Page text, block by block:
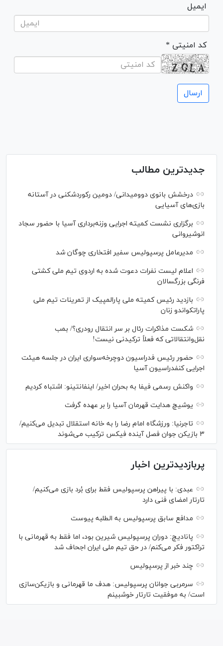
ایمیل
* کد امنیتی
جدیدترین مطالب
درخشش بانوی دوومیدانی/ دومین رکوردشکنی در آستانه
بازی‌های آسیایی
برگزاری نشست کمیته اجرایی وزنه‌برداری آسیا با حضور سجاد
انوشیروانی
مدیرعامل پرسپولیس سفیر افتخاری چوگان شد
اعلام لیست نفرات دعوت شده به اردوی تیم ملی کشتی
فرنگی بزرگسالان
بازدید رئیس کمیته ملی پارالمپیک از تمرینات تیم ملی
پاراتکواندو زنان
شکست مذاکرات رئال بر سر انتقال رودری؟/ بمب
نقل‌وانتقالاتی که فعلاً ترکیدنی نیست!
حضور رئیس فدراسیون دوچرخه‌سواری ایران در جلسه هیئت
اجرایی کنفدراسیون آسیا
واکنش رسمی فیفا به بحران اخیر/ اینفانتینو: اشتباه کردیم
یوشیچ هدایت قهرمان آسیا را بر عهده گرفت
تاجرنیا: ورزشگاه امام رضا را به خانه استقلال تبدیل می‌کنیم/
۳ بازیکن جوان فصل آینده فیکس ترکیب می‌شوند
پربازدیدترین اخبار
عبدی: با پیراهن پرسپولیس فقط برای بُرد بازی می‌کنیم/
تارتار امضای فنی دارد
مدافع سابق پرسپولیس به الطلبه پیوست
پانادیچ: دوران پرسپولیس شیرین بود، اما فقط به قهرمانی با
تراکتور فکر می‌کنم/ در حق تیم ملی ایران اجحاف شد
چند خبر از پرسپولیس
سرمربی جوانان پرسپولیس: هدف ما قهرمانی و بازیکن‌سازی
است/ به موفقیت تارتار خوشبینم